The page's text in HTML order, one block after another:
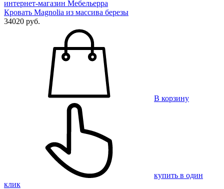
Кровать Magnolia из массива березы
34020 руб.
В корзину
купить в один
клик